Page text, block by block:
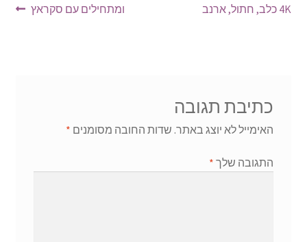
4K כלב, חתול, ארנב
ומתחילים עם סקראץ
כתיבת תגובה
האימייל לא יוצג באתר. שדות החובה מסומנים *
התגובה שלך *